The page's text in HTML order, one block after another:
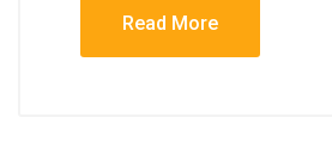
Read More